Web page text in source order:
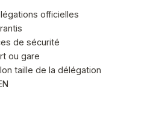
officielles
de sécurité
ou gare
taille de la délégation